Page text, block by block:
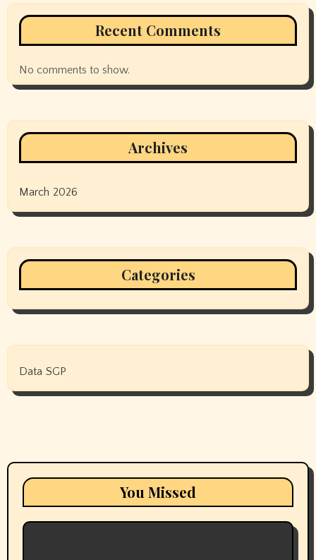
Recent Comments
No comments to show.
Archives
March 2026
Categories
Data SGP
You Missed